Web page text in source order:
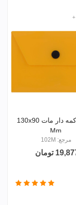
+
پاکت دکمه دار مات 130x90
Mm
مرجع: 102M
تومان